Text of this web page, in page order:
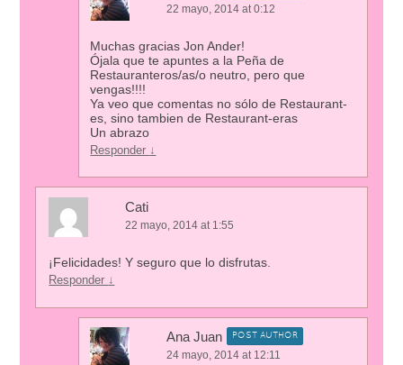
22 mayo, 2014 at 0:12
Muchas gracias Jon Ander!
Ójala que te apuntes a la Peña de
Restauranteros/as/o neutro, pero que
vengas!!!!
Ya veo que comentas no sólo de Restaurant-
es, sino tambien de Restaurant-eras
Un abrazo
Responder ↓
Cati
22 mayo, 2014 at 1:55
¡Felicidades! Y seguro que lo disfrutas.
Responder ↓
Ana Juan POST AUTHOR
24 mayo, 2014 at 12:11